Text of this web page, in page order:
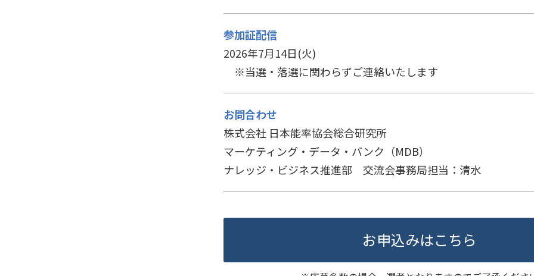
参加証配信
2026年7月14日(火)
※当選・落選に関わらずご連絡いたします
お問合わせ
株式会社 日本能率協会総合研究所
マーケティング・データ・バンク（MDB）
ナレッジ・ビジネス推進部 交流会事務局担当：清水
お申込みはこちら